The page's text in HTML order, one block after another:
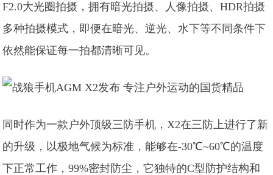
F2.0大光圈拍摄，拥有暗光拍摄、人像拍摄、HDR拍摄
多种拍摄模式，即便在暗光、逆光、水下等不同条件下
依然能保证每一拍都清晰可见。
同时作为一款户外顶级三防手机，X2在三防上进行了新
的升级，以极地气候为标准，能够在-30℃~60℃的温度
下正常工作，99%密封防尘，它独特的C型防护结构和